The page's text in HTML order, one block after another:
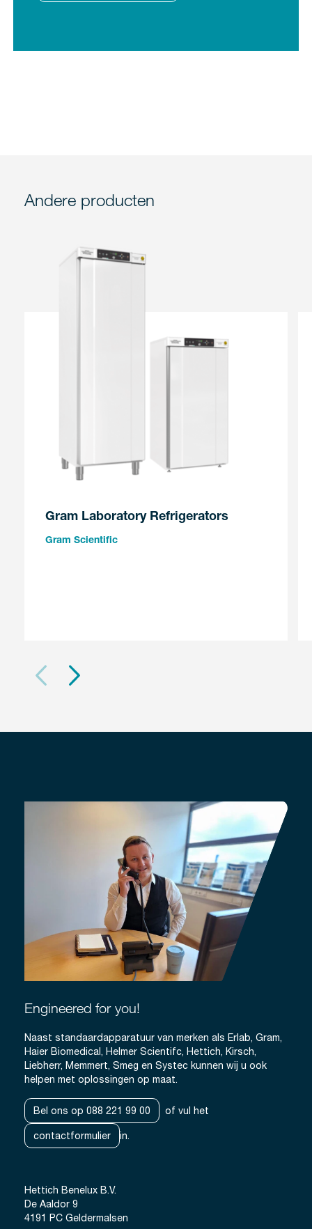
Andere producten
Gram Laboratory Refrigerators
Gram Scientific
Engineered for you!
Naast standaardapparatuur van merken als Erlab, Gram,
Haier Biomedical, Helmer Scientifc, Hettich, Kirsch,
Liebherr, Memmert, Smeg en Systec kunnen wij u ook
helpen met oplossingen op maat.
Bel ons op 088 221 99 00 of vul het
contactformulier in.
Hettich Benelux B.V.
De Aaldor 9
4191 PC Geldermalsen